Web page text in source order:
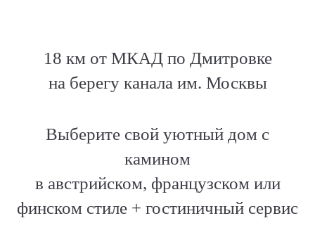
18 км от МКАД по Дмитровке
на берегу канала им. Москвы
Выберите свой уютный дом с
камином
в австрийском, французском или
финском стиле + гостиничный сервис